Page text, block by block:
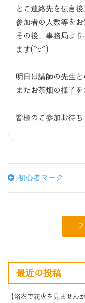
とご連絡先を伝言後
参加者の人数等をお
その後、事務局よ
ます(^○^)
明日は講師の先生と
またお茶畑の様子
皆様のご参加お待
初心者マーク
最近の投稿
【浴衣で花火を見ません